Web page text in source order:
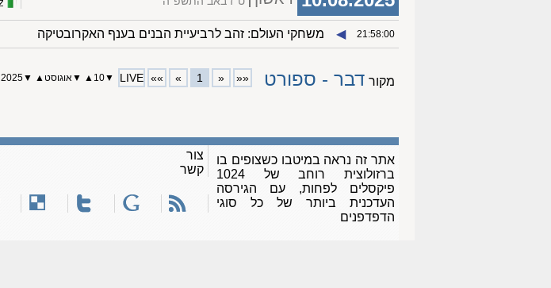
21:58:00
◀︎ משחקי העולם: זהב לרביעיית הבנים בענף האקרובטיקה
מקור דבר - ספורט ««
«
1
»
»»
LIVE
▼
10
▲
▼אוגוסט ▲
▼
2025▲
אתר זה נראה במיטבו כשצופים בו
ברזולוצית רוחב של 1024
פיקסלים לפחות, עם הגירסה
העדכנית ביותר של כל סוגי
הדפדפנים
צור
קשר